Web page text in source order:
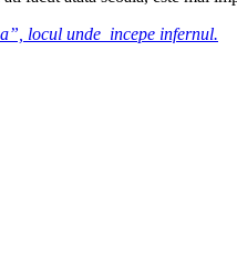
locul unde incepe infernul.